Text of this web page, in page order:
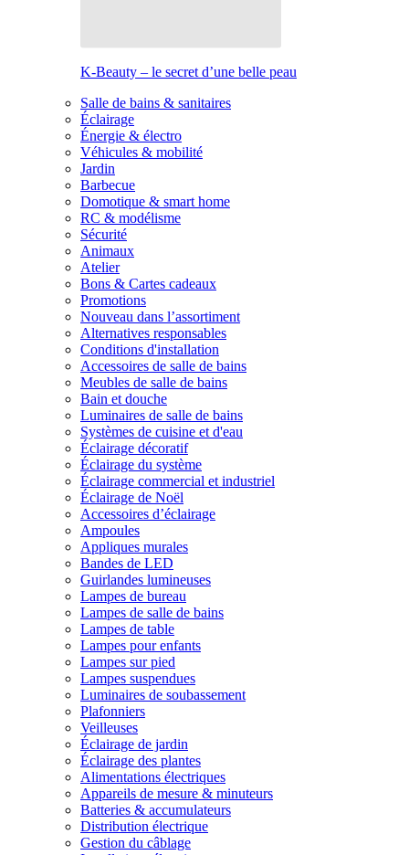
K-Beauty – le secret d’une belle peau
Salle de bains & sanitaires
Éclairage
Énergie & électro
Véhicules & mobilité
Jardin
Barbecue
Domotique & smart home
RC & modélisme
Sécurité
Animaux
Atelier
Bons & Cartes cadeaux
Promotions
Nouveau dans l’assortiment
Alternatives responsables
Conditions d'installation
Accessoires de salle de bains
Meubles de salle de bains
Bain et douche
Luminaires de salle de bains
Systèmes de cuisine et d'eau
Éclairage décoratif
Éclairage du système
Éclairage commercial et industriel
Éclairage de Noël
Accessoires d’éclairage
Ampoules
Appliques murales
Bandes de LED
Guirlandes lumineuses
Lampes de bureau
Lampes de salle de bains
Lampes de table
Lampes pour enfants
Lampes sur pied
Lampes suspendues
Luminaires de soubassement
Plafonniers
Veilleuses
Éclairage de jardin
Éclairage des plantes
Alimentations électriques
Appareils de mesure & minuteurs
Batteries & accumulateurs
Distribution électrique
Gestion du câblage